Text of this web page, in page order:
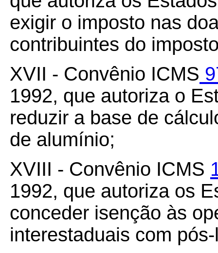
exigir o imposto nas
contribuintes do
XVII - Convênio ICMS
1992, que autoriza o
reduzir a base de
de alumínio;
XVIII - Convênio ICMS
1992, que autoriza os
conceder isenção às
interestaduais com